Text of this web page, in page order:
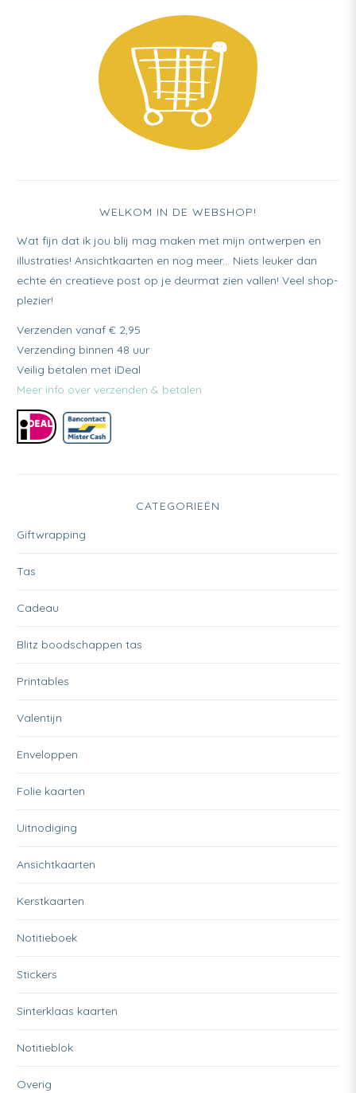
WELKOM IN DE WEBSHOP!
Wat fijn dat ik jou blij mag maken met mijn ontwerpen en
illustraties! Ansichtkaarten en nog meer... Niets leuker dan
echte én creatieve post op je deurmat zien vallen! Veel shop-
plezier!
Verzenden vanaf € 2,95
Verzending binnen 48 uur
Veilig betalen met iDeal
Meer info over verzenden & betalen
CATEGORIEËN
Giftwrapping
Tas
Cadeau
Blitz boodschappen tas
Printables
Valentijn
Enveloppen
Folie kaarten
Uitnodiging
Ansichtkaarten
Kerstkaarten
Notitieboek
Stickers
Sinterklaas kaarten
Notitieblok
Overig